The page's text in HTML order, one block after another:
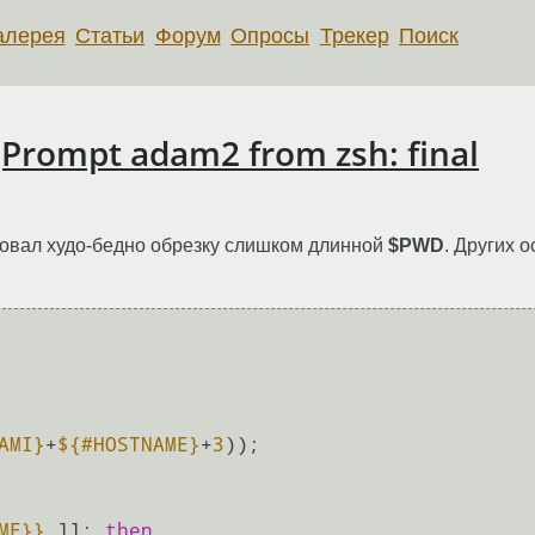
Статьи Форум Опросы Трекер Поиск
adam2 from zsh: final
худо-бедно обрезку слишком длинной $PWD. Других
+${#HOSTNAME}+3